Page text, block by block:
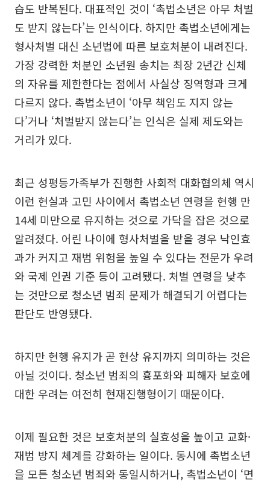
습도 반복된다. 대표적인 것이 ‘촉법소년은 아무 처벌
도 받지 않는다’는 인식이다. 하지만 촉법소년에게는
형사처벌 대신 소년법에 따른 보호처분이 내려진다.
가장 강력한 처분인 소년원 송치는 최장 2년간 신체
의 자유를 제한한다는 점에서 사실상 징역형과 크게
다르지 않다. 촉법소년이 ‘아무 책임도 지지 않는
다’거나 ‘처벌받지 않는다’는 인식은 실제 제도와는
거리가 있다.
최근 성평등가족부가 진행한 사회적 대화협의체 역시
이런 현실과 고민 사이에서 촉법소년 연령을 현행 만
14세 미만으로 유지하는 것으로 가닥을 잡은 것으로
알려졌다. 어린 나이에 형사처벌을 받을 경우 낙인효
과가 커지고 재범 위험을 높일 수 있다는 전문가 우려
와 국제 인권 기준 등이 고려됐다. 처벌 연령을 낮추
는 것만으로 청소년 범죄 문제가 해결되기 어렵다는
판단도 반영됐다.
하지만 현행 유지가 곧 현상 유지까지 의미하는 것은
아닐 것이다. 청소년 범죄의 흉포화와 피해자 보호에
대한 우려는 여전히 현재진행형이기 때문이다.
이제 필요한 것은 보호처분의 실효성을 높이고 교화·
재범 방지 체계를 강화하는 일이다. 동시에 촉법소년
을 모든 청소년 범죄와 동일시하거나, 촉법소년이 ‘면